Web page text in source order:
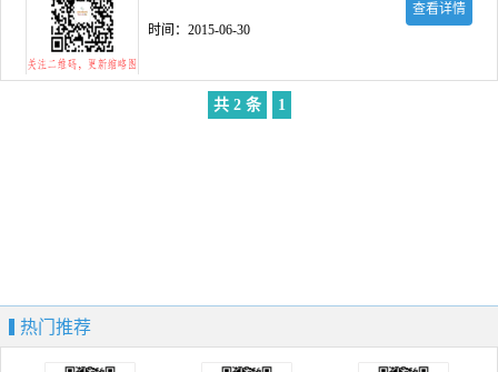
时间：2015-06-30
查看详情
共 2 条 1
热门推荐